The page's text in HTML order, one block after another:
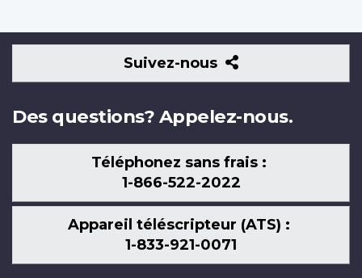
Suivez-nous
Suivez-
nous
Des questions? Appelez-nous.
Téléphonez sans frais :
1-866-522-2022
Appareil téléscripteur (ATS) :
1-833-921-0071